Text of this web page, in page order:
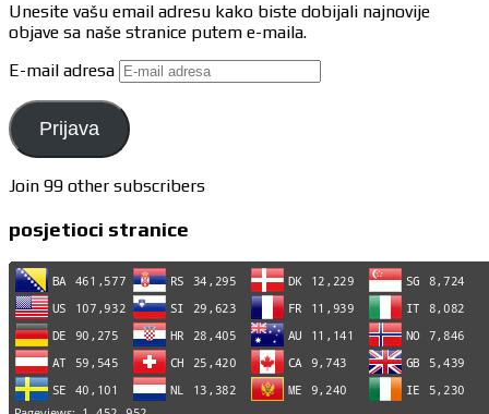
Unesite vašu email adresu kako biste dobijali najnovije
objave sa naše stranice putem e-maila.
E-mail adresa
Prijava
Join 99 other subscribers
posjetioci stranice